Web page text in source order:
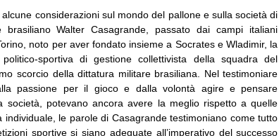
considerazioni sul mondo del pallone e sulla società di
Walter Casagrande, passato dai campi italiani
noto per aver fondato insieme a Socrates e Wladimir, la
sportiva di gestione collettivista della squadra del
scorcio della dittatura militare brasiliana. Nel testimoniare
passione per il gioco e dalla volontà agire e pensare
società, potevano ancora avere la meglio rispetto a quelle
le parole di Casagrande testimoniano come tutto
sportive si siano adeguate all’imperativo del successo